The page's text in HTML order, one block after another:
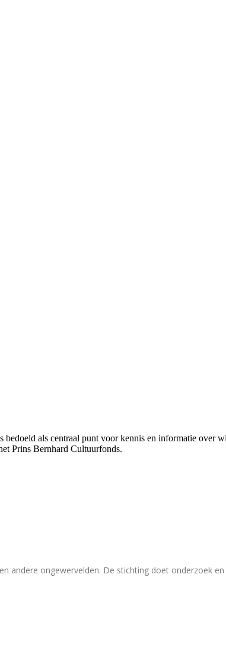
als centraal punt voor kennis en informatie
Prins Bernhard Cultuurfonds.
andere ongewervelden. De stichting doet onderzoek